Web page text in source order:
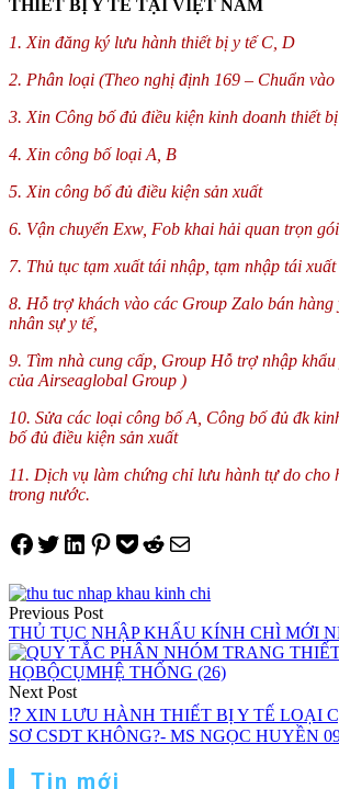
THIẾT BỊ Y TẾ TẠI VIỆT NAM
1. Xin đăng ký lưu hành thiết bị y tế C, D
2. Phân loại (Theo nghị định 169 – Chuẩn vào
3. Xin Công bố đủ điều kiện kinh doanh thiết
4. Xin công bố loại A, B
5. Xin công bố đủ điều kiện sản xuất
6. Vận chuyển Exw, Fob khai hải quan trọn gói
7. Thủ tục tạm xuất tái nhập, tạm nhập tái xuất
8. Hỗ trợ khách vào các Group Zalo bán hàng
nhân sự y tế,
9. Tìm nhà cung cấp, Group Hỗ trợ nhập
của Airseaglobal Group )
10. Sửa các loại công bố A, Công bố đủ đk
bố đủ điều kiện sản xuất
11. Dịch vụ làm chứng chỉ lưu hành tự do cho
trong nước.
Share on Facebook
Tweet on Twitter
Share on LinkedIn
Pin on Pinterest
Save to pocket
Share on Reddit
Share via Email
Điều
hướng
bài
viết
Previous Post
THỦ TỤC NHẬP KHẨU KÍNH CHÌ MỚI
Next Post
⁉️ XIN LƯU HÀNH THIẾT BỊ Y TẾ LOẠI
SƠ CSDT KHÔNG?- MS NGỌC HUYỀN
Tin mới